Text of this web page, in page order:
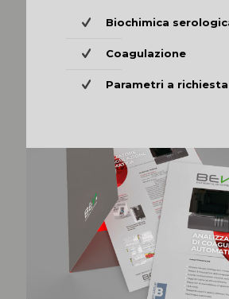
Biochimica
Coagulazione
Parametri a richiesta